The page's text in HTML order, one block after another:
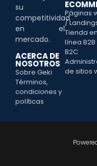
su
competitividad
en el
mercado.
ACERCA DE
NOSOTROS
Sobre Geki
Términos,
condiciones y
políticas
Páginas
/
Tienda en
línea
B2C
de sitios